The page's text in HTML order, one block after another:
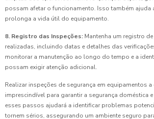
possam afetar o funcionamento. Isso também ajuda
prolonga a vida útil do equipamento.
8. Registro das Inspeções: Mantenha um registro
realizadas, incluindo datas e detalhes das
monitorar a manutenção ao longo do tempo e a
possam exigir atenção adicional.
Realizar inspeções de segurança em equipamentos
imprescindível para garantir a segurança doméstica
esses passos ajudará a identificar problemas
tornem sérios, assegurando um ambiente seguro